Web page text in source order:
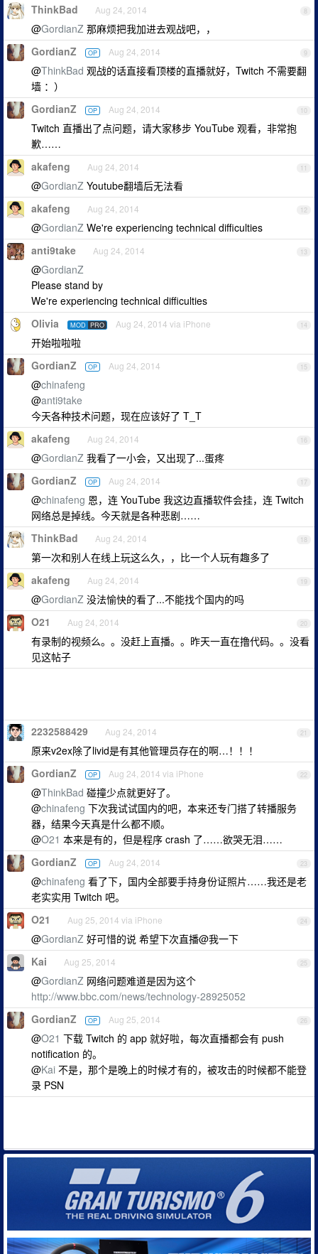
8
ThinkBad Aug 24, 2014
@GordianZ 那麻烦把我加进去观战吧，，
9
GordianZ OP Aug 24, 2014
@ThinkBad 观战的话直接看顶楼的直播就好，Twitch 不需要翻
墙 ：）
10
GordianZ OP Aug 24, 2014
Twitch 直播出了点问题，请大家移步 YouTube 观看，非常抱
歉……
11
akafeng Aug 24, 2014
@GordianZ Youtube翻墙后无法看
12
akafeng Aug 24, 2014
@GordianZ We're experiencing technical difficulties
13
anti9take Aug 24, 2014
@GordianZ
Please stand by
We're experiencing technical difficulties
14
Olivia MOD PRO Aug 24, 2014 via iPhone
开始啦啦啦
15
GordianZ OP Aug 24, 2014
@chinafeng
@anti9take
今天各种技术问题，现在应该好了 T_T
16
akafeng Aug 24, 2014
@GordianZ 我看了一小会，又出现了...蛋疼
17
GordianZ OP Aug 24, 2014
@chinafeng 恩，连 YouTube 我这边直播软件会挂，连 Twitch
网络总是掉线。今天就是各种悲剧……
18
ThinkBad Aug 24, 2014
第一次和别人在线上玩这么久，，比一个人玩有趣多了
19
akafeng Aug 24, 2014
@GordianZ 没法愉快的看了...不能找个国内的吗
20
O21 Aug 24, 2014
有录制的视频么。。没赶上直播。。昨天一直在撸代码。。没看
见这帖子
21
2232588429 Aug 24, 2014
原来v2ex除了livid是有其他管理员存在的啊…！！！
22
GordianZ OP Aug 24, 2014 via iPhone
@ThinkBad 碰撞少点就更好了。
@chinafeng 下次我试试国内的吧，本来还专门搭了转播服务
器，结果今天真是什么都不顺。
@O21 本来是有的，但是程序 crash 了……欲哭无泪……
23
GordianZ OP Aug 24, 2014
@chinafeng 看了下，国内全部要手持身份证照片……我还是老
老实实用 Twitch 吧。
24
O21 Aug 25, 2014 via iPhone
@GordianZ 好可惜的说 希望下次直播@我一下
25
Kai Aug 25, 2014
@GordianZ 网络问题难道是因为这个
http://www.bbc.com/news/technology-28925052
26
GordianZ OP Aug 25, 2014
@O21 下载 Twitch 的 app 就好啦，每次直播都会有 push
notification 的。
@Kai 不是，那个是晚上的时候才有的，被攻击的时候都不能登
录 PSN